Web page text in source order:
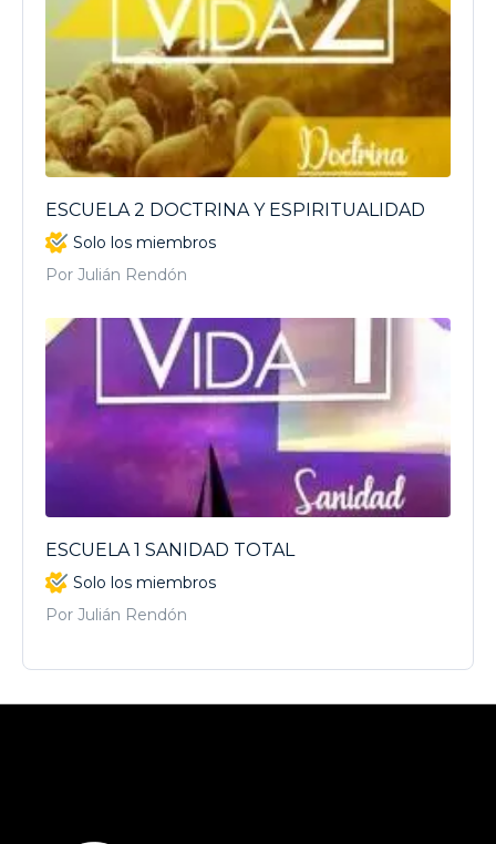
ESCUELA 2 DOCTRINA Y ESPIRITUALIDAD
Solo los miembros
Por Julián Rendón
ESCUELA 1 SANIDAD TOTAL
Solo los miembros
Por Julián Rendón